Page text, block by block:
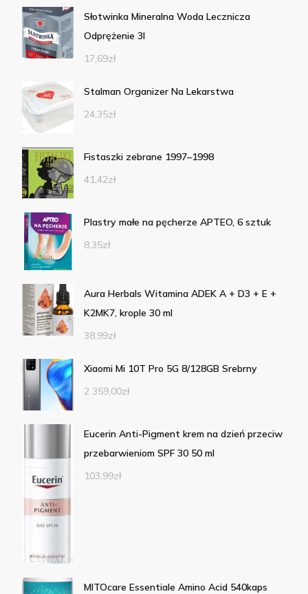
Słotwinka Mineralna Woda Lecznicza
Odprężenie 3l
17,69zł
Stalman Organizer Na Lekarstwa
24,35zł
Fistaszki zebrane 1997–1998
41,42zł
Plastry małe na pęcherze APTEO, 6 sztuk
8,35zł
Aura Herbals Witamina ADEK A + D3 + E +
K2MK7, krople 30 ml
38,99zł
Xiaomi Mi 10T Pro 5G 8/128GB Srebrny
2 359,00zł
Eucerin Anti-Pigment krem na dzień przeciw
przebarwieniom SPF 30 50 ml
103,99zł
MITOcare Essentiale Amino Acid 540kaps